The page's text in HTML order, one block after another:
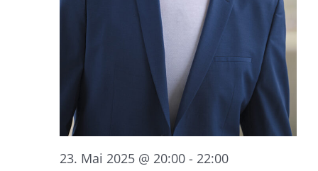
23. Mai 2025 @ 20:00 - 22:00